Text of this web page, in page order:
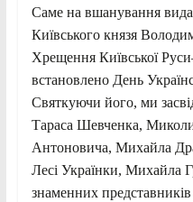
Саме на вшанування
Київського князя
Хрещення Київської
встановлено День
Святкуючи його, ми
Тараса Шевченка,
Антоновича, Михайла
Лесі Українки, Михайла
знаменних